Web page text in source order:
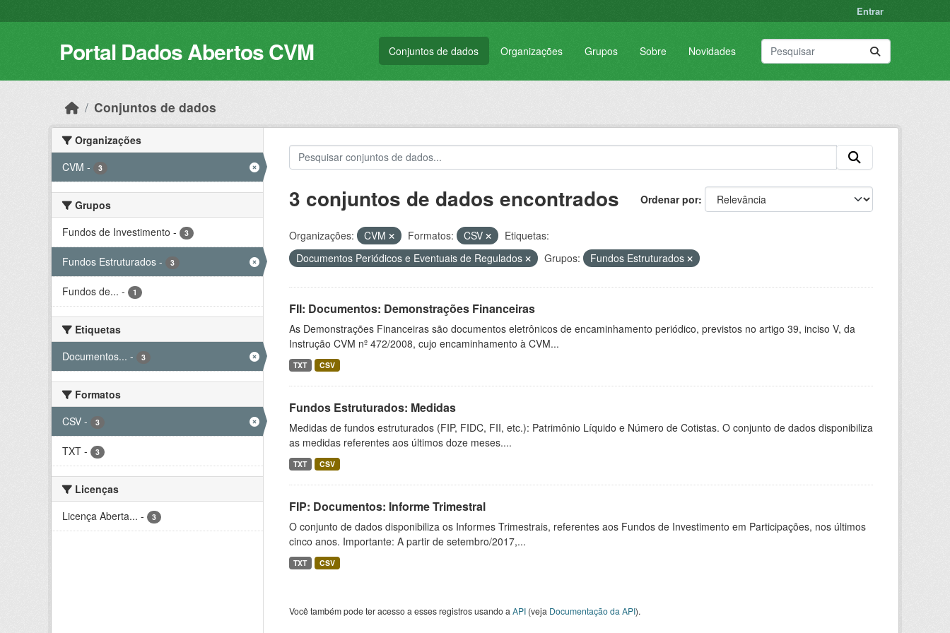
Entrar
Portal Dados Abertos CVM Conjuntos de dados Organizações Grupos Sobre Novidades
Conjuntos de dados
Organizações
CVM - 3
Grupos
Fundos de Investimento - 3
Fundos Estruturados - 3
Fundos de... - 1
Etiquetas
Documentos... - 3
Formatos
CSV - 3
TXT - 3
Licenças
Licença Aberta... - 3
Ordenar por
3 conjuntos de dados encontrados
Organizações: CVM Formatos: CSV
Etiquetas:
Documentos Periódicos e Eventuais de Regulados
Grupos: Fundos Estruturados
FII: Documentos: Demonstrações Financeiras
As Demonstrações Financeiras são documentos eletrônicos de encaminhamento periódico, previstos no artigo 39, inciso V, da
Instrução CVM nº 472/2008, cujo encaminhamento à CVM...
TXT CSV
Fundos Estruturados: Medidas
Medidas de fundos estruturados (FIP, FIDC, FII, etc.): Patrimônio Líquido e Número de Cotistas. O conjunto de dados disponibiliza
as medidas referentes aos últimos doze meses....
TXT CSV
FIP: Documentos: Informe Trimestral
O conjunto de dados disponibiliza os Informes Trimestrais, referentes aos Fundos de Investimento em Participações, nos últimos
cinco anos. Importante: A partir de setembro/2017,...
TXT CSV
Você também pode ter acesso a esses registros usando a API(veja Documentação da API).